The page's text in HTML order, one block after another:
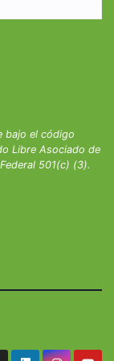
bajo el código
Libre Asociado de
501(c) (3).